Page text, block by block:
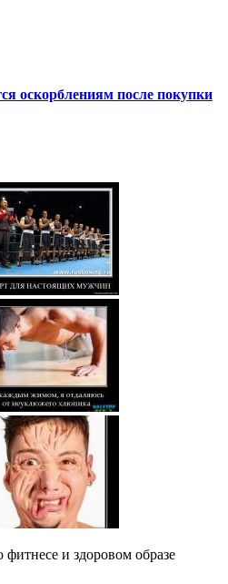
оскорблениям после покупки
и здоровом образе